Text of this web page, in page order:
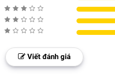
Viết đánh giá